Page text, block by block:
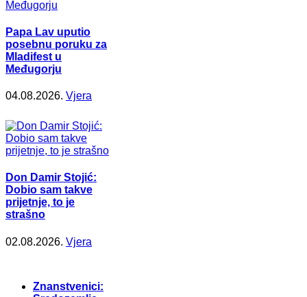
Papa Lav uputio
posebnu poruku za
Mladifest u
Međugorju
04.08.2026. Vjera
Don Damir Stojić:
Dobio sam takve
prijetnje, to je
strašno
02.08.2026. Vjera
Znanstvenici: